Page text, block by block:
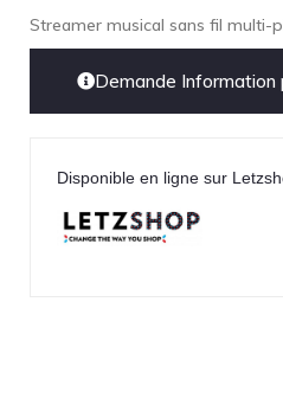
Streamer musical sans fil multi-
Demande Information
Disponible en ligne sur